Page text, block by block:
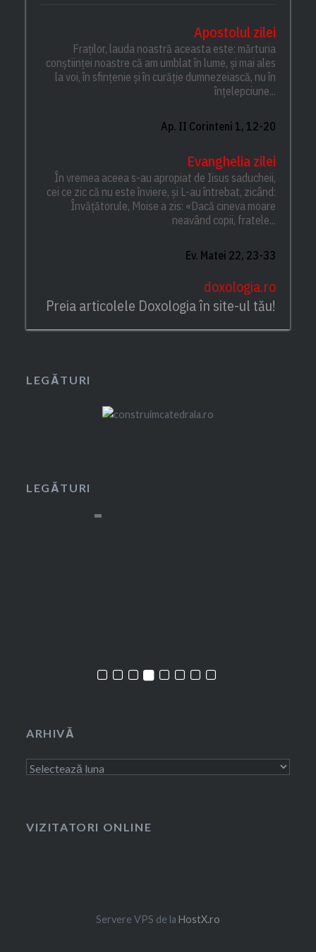
Apostolul zilei
Fraților, lauda noastră aceasta este: mărturia
conștiinței noastre că am umblat în lume, și mai ales
la voi, în sfințenie și în curăție dumnezeiască, nu în
înțelepciune...
Ap. II Corinteni 1, 12-20
Evanghelia zilei
În vremea aceea s-au apropiat de Iisus saducheii,
cei ce zic că nu este înviere, și L-au întrebat, zicând:
Învățătorule, Moise a zis: «Dacă cineva moare
neavând copii, fratele...
Ev. Matei 22, 23-33
doxologia.ro
Preia articolele Doxologia în site-ul tău!
LEGĂTURI
LEGĂTURI
ARHIVĂ
Arhivă
VIZITATORI ONLINE
Servere VPS de la HostX.ro